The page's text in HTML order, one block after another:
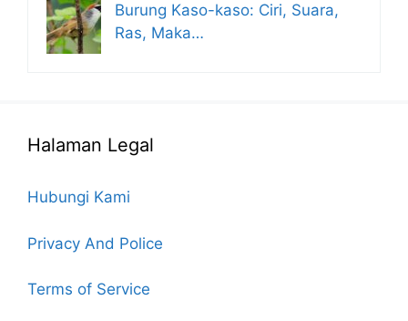
Burung Kaso-kaso: Ciri, Suara,
Ras, Maka…
Halaman Legal
Hubungi Kami
Privacy And Police
Terms of Service